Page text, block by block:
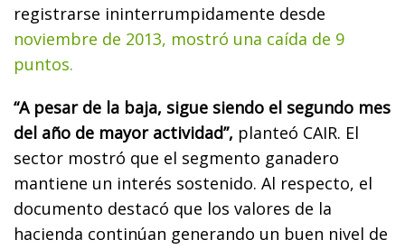
registrarse ininterrumpidamente desde
noviembre de 2013, mostró una caída de 9
puntos.
“A pesar de la baja, sigue siendo el segundo mes
del año de mayor actividad”, planteó CAIR. El
sector mostró que el segmento ganadero
mantiene un interés sostenido. Al respecto, el
documento destacó que los valores de la
hacienda continúan generando un buen nivel de